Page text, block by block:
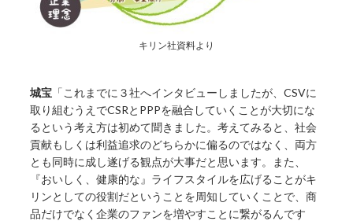
キリン社資料より
城宝 「これまでに３社へインタビューしましたが、CSVに
取り組むうえでCSRとPPPを融合していくことが大切にな
るという考え方は初めて聞きました。考えてみると、社会
貢献もしくは利益追求のどちらかに偏るのではなく、両方
とも同時に成し遂げる観点が大事だと思います。また、
『おいしく、健康的な』ライフスタイルを広げることがキ
リンとしての役割だということを周知していくことで、商
品だけでなく企業のファンを増やすことに繋がるんです